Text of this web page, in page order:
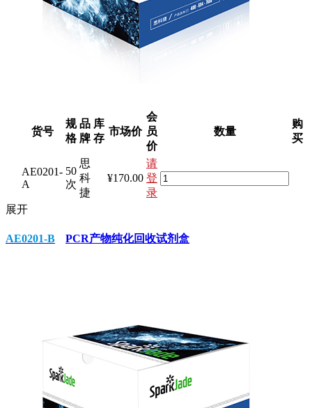
货号
规
格
品
牌
库
存
市场价
会
员
价
数量
购
买
AE0201-
A
50
次
思
科
捷
¥170.00
请
登
录
展开
AE0201-B PCR产物纯化回收试剂盒